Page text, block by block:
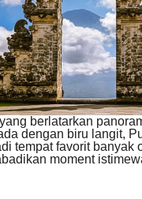
berlatarkan
dengan biru langit,
tempat favorit banyak
moment